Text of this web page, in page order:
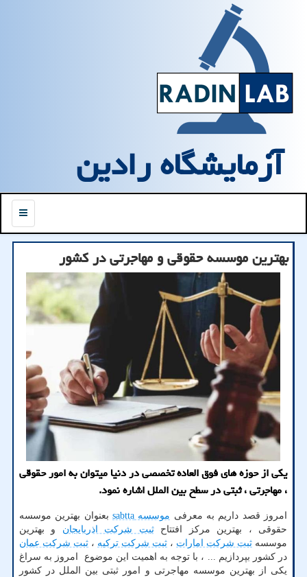
آزمایشگاه رادین
منو
بهترین موسسه حقوقی و مهاجرتی در کشور
یکی از حوزه های فوق العاده تخصصی در دنیا میتوان به امور حقوقی
، مهاجرتی ، ثبتی در سطح بین الملل اشاره نمود.
امروز قصد داریم به معرفی موسسه sabtta بعنوان بهترین موسسه
حقوقی ، بهترین مرکز افتتاحثبت شرکت اذربایجان و بهترین
موسسه ثبت شرکت امارات ، ثبت شرکت ترکیه ، ثبت شرکت عمان
در کشور بپردازیم ... ، با توجه به اهمیت این موضوع امروز به سراغ
یکی از بهترین موسسه مهاجرتی و امور ثبتی بین الملل در کشور